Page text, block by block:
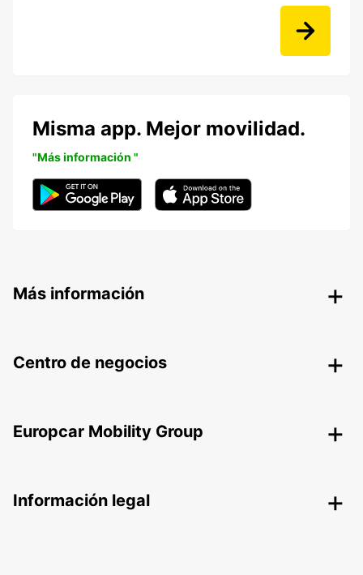
Misma app. Mejor movilidad.
"Más información "
Más información
Centro de negocios
Europcar Mobility Group
Información legal